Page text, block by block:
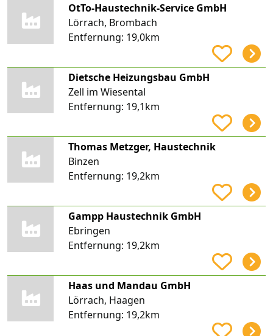
OtTo-Haustechnik-Service GmbH
Lörrach, Brombach
Entfernung: 19,0km
Dietsche Heizungsbau GmbH
Zell im Wiesental
Entfernung: 19,1km
Thomas Metzger, Haustechnik
Binzen
Entfernung: 19,2km
Gampp Haustechnik GmbH
Ebringen
Entfernung: 19,2km
Haas und Mandau GmbH
Lörrach, Haagen
Entfernung: 19,2km